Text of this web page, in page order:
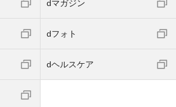
dマガジン
dフォト
dヘルスケア